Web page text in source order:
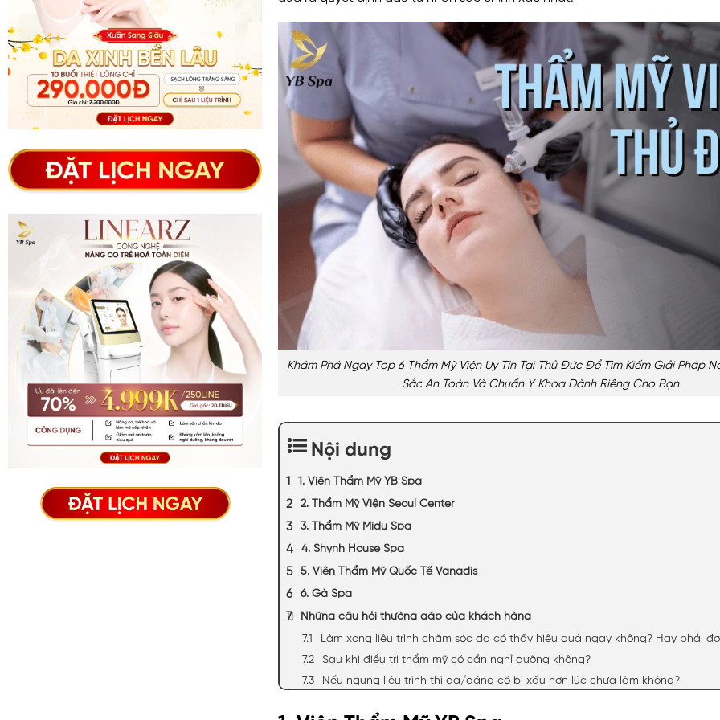
Khám Phá Ngay Top 6 Thẩm Mỹ Viện Uy Tín Tại Thủ Đức Để Tìm Kiếm Giải Pháp
Sắc An Toàn Và Chuẩn Y Khoa Dành Riêng Cho Bạn
Nội dung
1. Viện Thẩm Mỹ YB Spa
2. Thẩm Mỹ Viện Seoul Center
3. Thẩm Mỹ Midu Spa
4. Shynh House Spa
5. Viện Thẩm Mỹ Quốc Tế Vanadis
6. Gà Spa
Những câu hỏi thường gặp của khách hàng
Làm xong liệu trình chăm sóc da có thấy hiệu quả ngay không? Hay phải
Sau khi điều trị thẩm mỹ có cần nghỉ dưỡng không?
Nếu ngưng liệu trình thì da/dáng có bị xấu hơn lúc chưa làm không?